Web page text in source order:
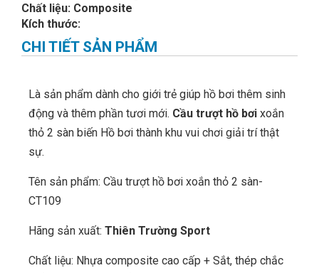
Chất liệu: Composite
Kích thước:
CHI TIẾT SẢN PHẨM
Là sản phẩm dành cho giới trẻ giúp hồ bơi thêm sinh
động và thêm phần tươi mới. Cầu trượt hồ bơi xoắn
thỏ 2 sàn biến Hồ bơi thành khu vui chơi giải trí thật
sự.
Tên sản phẩm: Cầu trượt hồ bơi xoắn thỏ 2 sàn-
CT109
Hãng sản xuất: Thiên Trường Sport
Chất liệu: Nhựa composite cao cấp + Sắt, thép chắc